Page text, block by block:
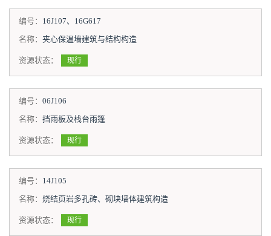
编号： 16J107、16G617
名称： 夹心保温墙建筑与结构构造
资源状态： 现行
编号： 06J106
名称： 挡雨板及栈台雨篷
资源状态： 现行
编号： 14J105
名称： 烧结页岩多孔砖、砌块墙体建筑构造
资源状态： 现行